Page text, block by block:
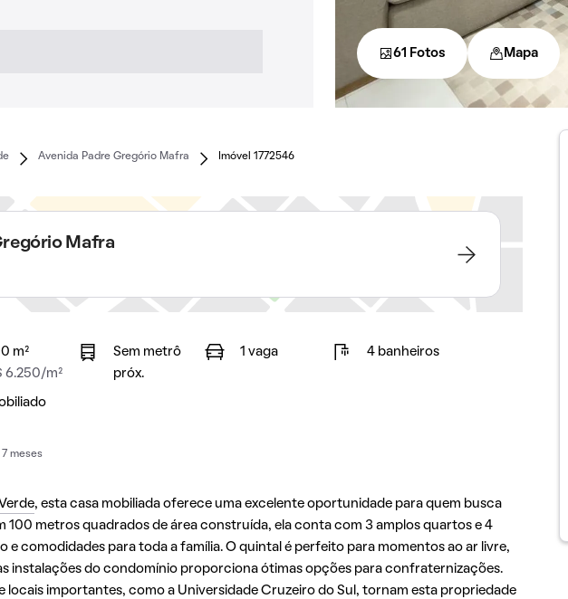
61 Fotos Mapa
Avenida Padre Gregório Mafra Imóvel 1772546
Mafra
m²
6.250/m²
Sem metrô
próx.
1 vaga 4 banheiros
meses
, esta casa mobiliada oferece uma excelente oportunidade para quem busca
metros quadrados de área construída, ela conta com 3 amplos quartos e 4
e comodidades para toda a família. O quintal é perfeito para momentos ao ar livre,
instalações do condomínio proporciona ótimas opções para confraternizações.
locais importantes, como a Universidade Cruzeiro do Sul, tornam esta propriedade